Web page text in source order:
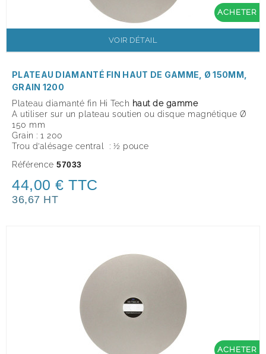
ACHETER
VOIR DÉTAIL
PLATEAU DIAMANTÉ FIN HAUT DE GAMME, Ø 150MM,
GRAIN 1200
Plateau diamanté fin Hi Tech haut de gamme
A utiliser sur un plateau soutien ou disque magnétique Ø
150 mm
Grain : 1 200
Trou d’alésage central : ½ pouce
Référence 57033
44,00 € TTC
36,67 HT
ACHETER